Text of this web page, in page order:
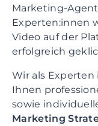
Marketing-
Experten:innen
Video auf der
erfolgreich
Wir als
Ihnen
sowie
Marketing